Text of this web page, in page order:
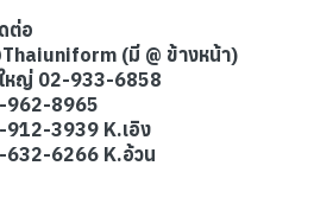
ต่อ
(มี @ ข้างหน้า)
หญ่ 02-933-6858
962-8965
912-3939 K.เอิง
632-6266 K.อ้วน